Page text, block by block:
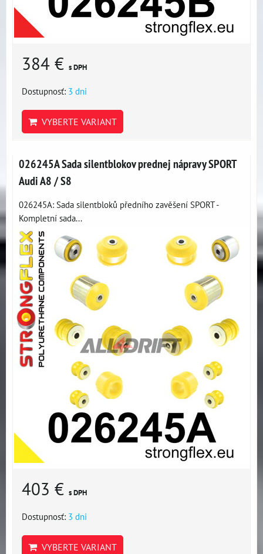
384 € s DPH
Dostupnosť: 3 dni
VYBERTE VARIANT
026245A Sada silentblokov prednej nápravy SPORT
Audi A8 / S8
026245A: Sada silentbloků předního zavěšení SPORT -
Kompletní sada...
403 € s DPH
Dostupnosť: 3 dni
VYBERTE VARIANT